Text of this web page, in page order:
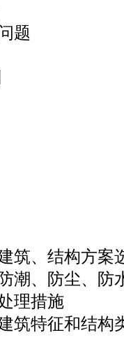
题
筑、结构方案
潮、防尘、防
理措施
筑特征和结构